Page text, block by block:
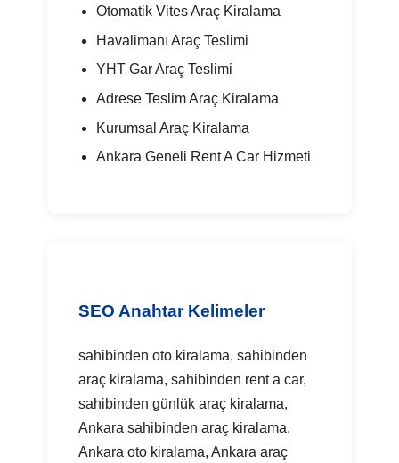
Otomatik Vites Araç Kiralama
Havalimanı Araç Teslimi
YHT Gar Araç Teslimi
Adrese Teslim Araç Kiralama
Kurumsal Araç Kiralama
Ankara Geneli Rent A Car Hizmeti
SEO Anahtar Kelimeler
sahibinden oto kiralama, sahibinden
araç kiralama, sahibinden rent a car,
sahibinden günlük araç kiralama,
Ankara sahibinden araç kiralama,
Ankara oto kiralama, Ankara araç